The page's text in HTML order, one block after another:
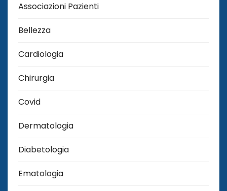
Associazioni Pazienti
Bellezza
Cardiologia
Chirurgia
Covid
Dermatologia
Diabetologia
Ematologia